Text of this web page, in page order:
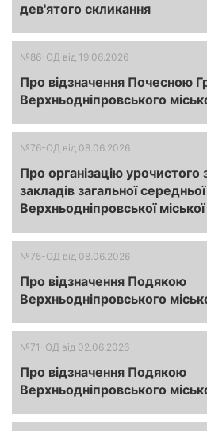
дев'ятого скликання
№86-ОД від 19.06.2026
Про відзначення Почесною
Верхньодніпровського
№76-ОД від 08.06.2026
Про організацію урочистого
закладів загальної
Верхньодніпровської
№75-ОД від 08.06.2026
Про відзначення Подякою
Верхньодніпровського
№71-ОД від 02.06.2026
Про відзначення Подякою
Верхньодніпровського